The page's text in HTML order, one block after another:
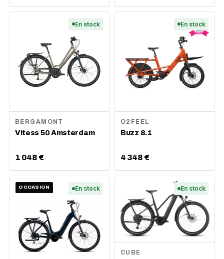
En stock
BERGAMONT
Vitess 50 Amsterdam
1 048 €
En stock
O2FEEL
Buzz 8.1
4 348 €
OCCASION En stock En stock
CUBE